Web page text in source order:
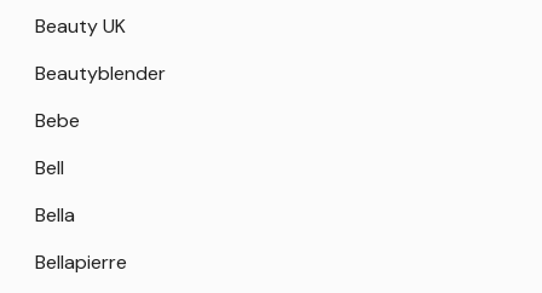
Beauty UK
Beautyblender
Bebe
Bell
Bella
Bellapierre